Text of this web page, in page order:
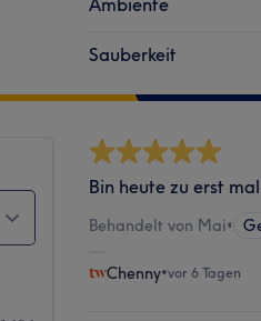
Sauberkeit
Bin heute zu erst
Behandelt von Mai•
Chenny•vor 6 Tagen